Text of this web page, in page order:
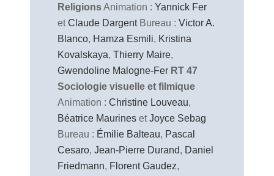
ReligionsAnimation : Yannick Fer
etClaude DargentBureau : Victor A.
Blanco, Hamza Esmili, Kristina
Kovalskaya, Thierry Maire,
Gwendoline Malogne-Fer RT 47
Sociologie visuelle et filmique
Animation : Christine Louveau,
Béatrice Maurines etJoyce Sebag
Bureau : Émilie Balteau, Pascal
Cesaro, Jean-Pierre Durand, Daniel
Friedmann, Florent Gaudez,